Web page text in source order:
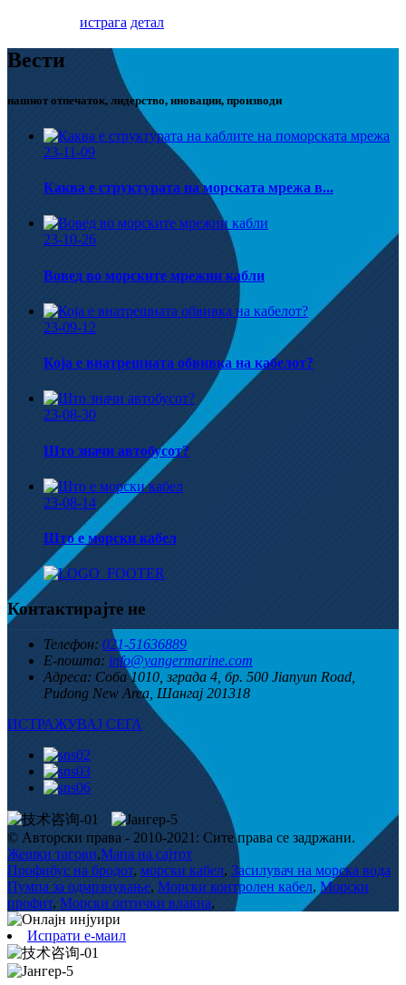
истрага детал
Вести
нашиот отпечаток, лидерство, иновации, производи
23-11-09
Каква е структурата на морската мрежа в...
23-10-26
Вовед во морските мрежни кабли
23-09-12
Која е внатрешната обвивка на кабелот?
23-08-30
Што значи автобусот?
23-08-14
Што е морски кабел
Контактирајте не
Телефон: 021-51636889
Е-пошта: info@yangermarine.com
Адреса: Соба 1010, зграда 4, бр. 500 Jianyun Road,
Pudong New Area, Шангај 201318
ИСТРАЖУВАЈ СЕГА
© Авторски права - 2010-2021: Сите права се задржани.
Жешки тагови,Мапа на сајтот
Профибус на бродот, морски кабел, Засилувач на морска вода
Пумпа за одмрзнување, Морски контролен кабел, Морски
профит, Морски оптички влакна,
Испрати е-маил